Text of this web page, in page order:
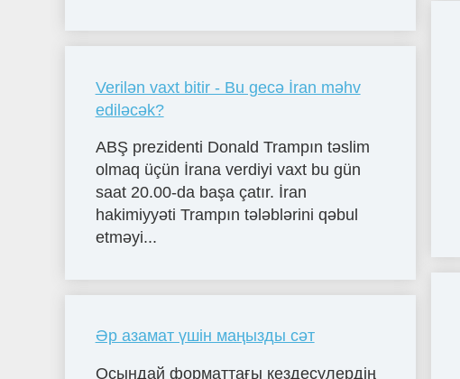
Verilən vaxt bitir - Bu gecə İran məhv
ediləcək?
ABŞ prezidenti Donald Trampın təslim
olmaq üçün İrana verdiyi vaxt bu gün
saat 20.00-da başa çatır. İran
hakimiyyəti Trampın tələblərini qəbul
etməyi...
Әр азамат үшін маңызды сәт
Осындай форматтағы кездесулердің